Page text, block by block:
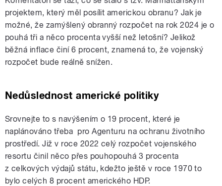
projektem, který měl posílit americkou obranu? Jak je
možné, že zamýšlený obranný rozpočet na rok 2024 je o
pouhá tři a něco procenta vyšší než letošní? Jelikož
běžná inflace činí 6 procent, znamená to, že vojenský
rozpočet bude reálně snížen.
Nedůslednost americké politiky
Srovnejte to s navýšením o 19 procent, které je
naplánováno třeba pro Agenturu na ochranu životního
prostředí. Již v roce 2022 celý rozpočet vojenského
resortu činil něco přes pouhopouhá 3 procenta
z celkových výdajů státu, kdežto ještě v roce 1970 to
bylo celých 8 procent amerického HDP.